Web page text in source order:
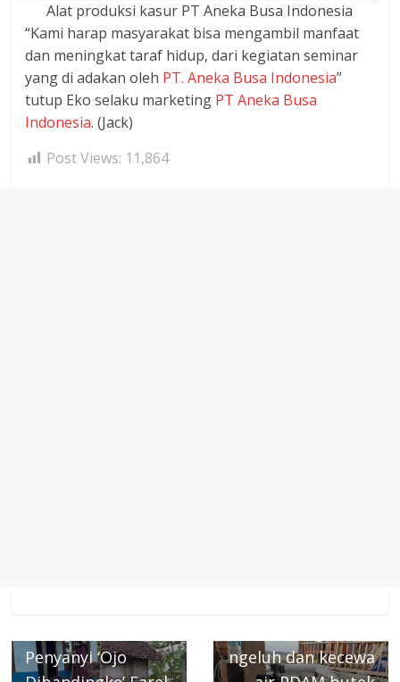
Alat produksi kasur PT Aneka Busa Indonesia
“Kami harap masyarakat bisa mengambil manfaat
dan meningkat taraf hidup, dari kegiatan seminar
yang di adakan oleh PT. Aneka Busa Indonesia”
tutup Eko selaku marketing PT Aneka Busa
Indonesia. (Jack)
Post Views: 11,864
Penyanyi ‘Ojo
ngeluh dan kecewa